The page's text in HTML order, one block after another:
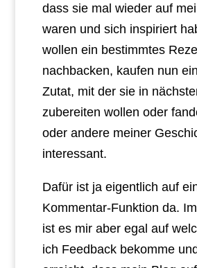
dass sie mal wieder auf
waren und sich inspiriert
wollen ein bestimmtes
nachbacken, kaufen nun
Zutat, mit der sie in
zubereiten wollen oder
oder andere meiner
interessant.
Dafür ist ja eigentlich auf
Kommentar-Funktion da.
ist es mir aber egal auf
ich Feedback bekomme